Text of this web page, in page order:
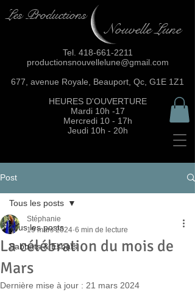
Les Productions
Nouvelle Lune
Tel. 418-661-2211
productionsnouvellelune@gmail.com
677, avenue Royale, Beauport, Qc, G1E 1Z1
HEURES D'OUVERTURE
Mardi 10h -17
Mercredi 10 - 17h
Jeudi 10h - 20h
Post
Tous les posts
Sabbats & Esbats
Tous les posts
La célébration du mois de
Mars
Stéphanie
19 mars 2024 6 min de lecture
Dernière mise à jour : 21 mars 2024